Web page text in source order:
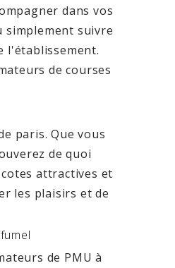
dans vos
simplement suivre
l'établissement.
de courses
paris. Que vous
de quoi
attractives et
les plaisirs et de
de PMU à